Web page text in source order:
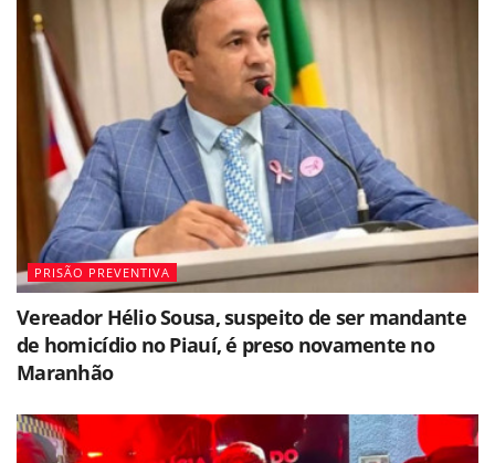
PRISÃO PREVENTIVA
Vereador Hélio Sousa, suspeito de ser mandante
de homicídio no Piauí, é preso novamente no
Maranhão